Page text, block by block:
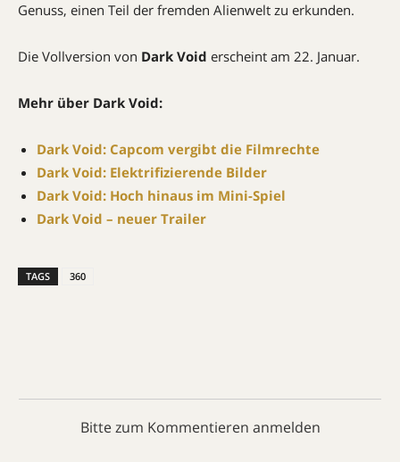
Genuss, einen Teil der fremden Alienwelt zu erkunden.
Die Vollversion von Dark Void erscheint am 22. Januar.
Mehr über Dark Void:
Dark Void: Capcom vergibt die Filmrechte
Dark Void: Elektrifizierende Bilder
Dark Void: Hoch hinaus im Mini-Spiel
Dark Void – neuer Trailer
TAGS 360
Bitte zum Kommentieren anmelden